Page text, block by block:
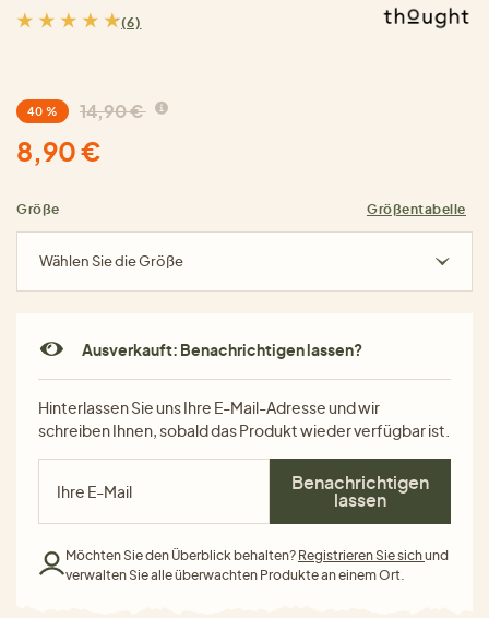
(6)
40 % 14,90 €
8,90 €
Größe Größentabelle
Wählen Sie die Größe
Ausverkauft: Benachrichtigen lassen?
Hinterlassen Sie uns Ihre E-Mail-Adresse und wir
schreiben Ihnen, sobald das Produkt wieder verfügbar ist.
Benachrichtigen
lassen
Möchten Sie den Überblick behalten? Registrieren Sie sichund
verwalten Sie alle überwachten Produkte an einem Ort.